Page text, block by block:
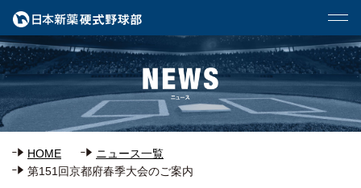
HOME
ニュース一覧
第151回京都府春季大会のご案内